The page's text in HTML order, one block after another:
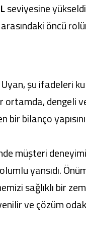
seviyesine
öncü
şu ifadeleri
dengeli
bir bilanço
müşteri
yansıdı.
sağlıklı bir
ve çözüm